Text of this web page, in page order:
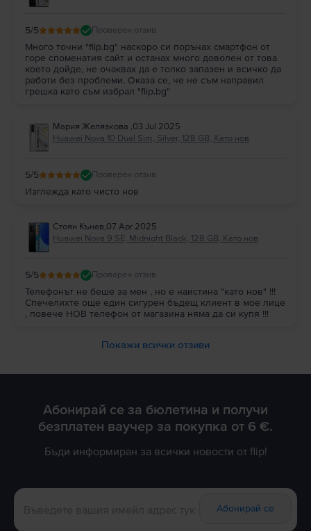
5/5 Проверен отзив
Много точни "flip.bg" наскоро си поръчах смартфон от
горе споменатия сайт и останах много доволен от това
което дойде, не очаквах да е толко запазен и всичко да
работи без проблеми. Оказа се, че не съм направил
грешка като съм избрал "flip.bg"
Мария Желязкова ,03 Jul 2025
Huawei Nova 10 Dual Sim, Silver, 128 GB, Като нов
5/5 Проверен отзив
Изглежда като чисто нов
Стоян Кънев,07 Apr 2025
Huawei Nova 9 SE, Midnight Black, 128 GB, Като нов
5/5 Проверен отзив
Телефонът не беше за мен , но е наистина "като нов" !!!
Спечелихте още един сигурен бъдещ клиент в мое лице
, повече НОВ телефон от магазина няма да си купя !!!
Покажи всички отзиви
Абонирай се за бюлетина и получи
безплатен ваучер за покупка от 6 €.
Бъди информиран за всички новости от flip!
Абонирай се